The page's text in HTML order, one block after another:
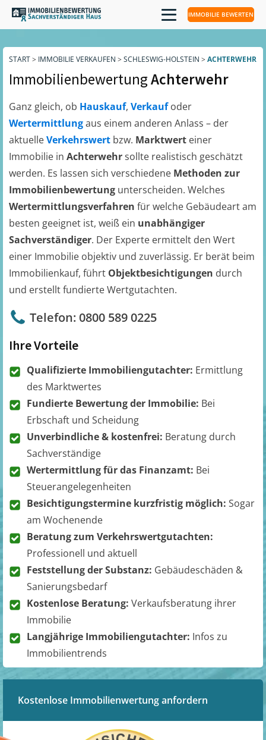
IMMOBILIE BEWERTEN
START> IMMOBILIE VERKAUFEN > SCHLESWIG-HOLSTEIN > ACHTERWEHR
ImmobilienbewertungAchterwehr
Ganz gleich, ob Hauskauf, Verkaufoder
Wertermittlungaus einem anderen Anlass – der
aktuelleVerkehrswert bzw. Marktwert einer
Immobilie in Achterwehrsollte realistisch geschätzt
werden. Es lassen sich verschiedene Methoden zur
Immobilienbewertung unterscheiden. Welches
Wertermittlungsverfahren für welche Gebäudeart am
besten geeignet ist, weiß ein unabhängiger
Sachverständiger. Der Experte ermittelt den Wert
einer Immobilie objektiv und zuverlässig. Er berät beim
Immobilienkauf, führt Objektbesichtigungen durch
und erstellt fundierte Wertgutachten.
Telefon: 0800 589 0225
Ihre Vorteile
Qualifizierte Immobiliengutachter: Ermittlung
des Marktwertes
Fundierte Bewertung der Immobilie: Bei
Erbschaft und Scheidung
Unverbindliche & kostenfrei: Beratung durch
Sachverständige
Wertermittlung für das Finanzamt: Bei
Steuerangelegenheiten
Besichtigungstermine kurzfristig möglich: Sogar
am Wochenende
Beratung zum Verkehrswertgutachten:
Professionell und aktuell
Feststellung der Substanz: Gebäudeschäden &
Sanierungsbedarf
Kostenlose Beratung: Verkaufsberatung ihrer
Immobilie
Langjährige Immobiliengutachter: Infos zu
Immobilientrends
Kostenlose Immobilienwertung anfordern